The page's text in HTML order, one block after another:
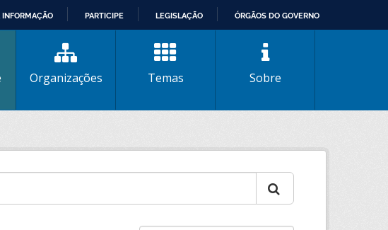
PARTICIPE LEGISLAÇÃO ÓRGÃOS DO GOVERNO
Organizações Temas Sobre